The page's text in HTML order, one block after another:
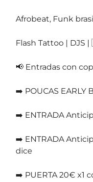
Afrobeat, Funk
Flash Tattoo | DJS
📢 Entradas con
➡️ POUCAS EARLY
➡️ ENTRADA
➡️ ENTRADA
dice
➡️ PUERTA 20€ x1